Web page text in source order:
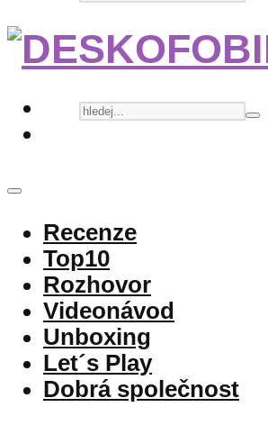
Recenze
Top10
Rozhovor
Videonávod
Unboxing
Let´s Play
Dobrá společnost